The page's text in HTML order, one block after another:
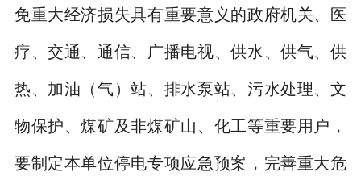
免重大经济损失具有重要意义的政府机关、医
疗、交通、通信、广播电视、供水、供气、供
热、加油（气）站、排水泵站、污水处理、文
物保护、煤矿及非煤矿山、化工等重要用户，
要制定本单位停电专项应急预案，完善重大危